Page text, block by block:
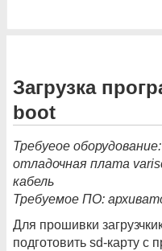
Загрузка
boot
Требуеое
отладочная плата
кабель
Требуемое ПО:
Для прошивки
подготовить sd-карту с